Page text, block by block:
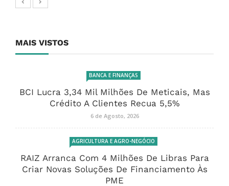
MAIS VISTOS
BANCA E FINANÇAS
BCI Lucra 3,34 Mil Milhões De Meticais, Mas
Crédito A Clientes Recua 5,5%
6 de Agosto, 2026
AGRICULTURA E AGRO-NEGÓCIO
RAIZ Arranca Com 4 Milhões De Libras Para
Criar Novas Soluções De Financiamento Às
PME